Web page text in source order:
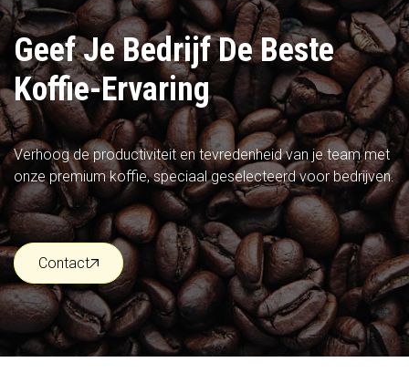
Geef Je Bedrijf De Beste
Koffie-Ervaring
Verhoog de productiviteit en tevredenheid van je team met
onze premium koffie, speciaal geselecteerd voor bedrijven.
Contact
Contact